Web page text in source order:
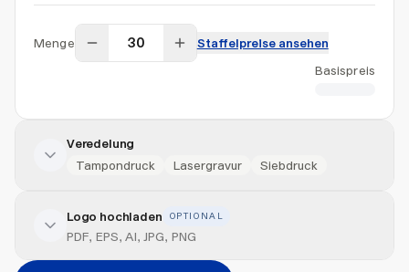
Menge
Staffelpreise ansehen
Basispreis
Veredelung
Tampondruck
Lasergravur Siebdruck
Veredelung hinzufügen
Position
Logo hochladen OPTIONAL
PDF, EPS, AI, JPG, PNG